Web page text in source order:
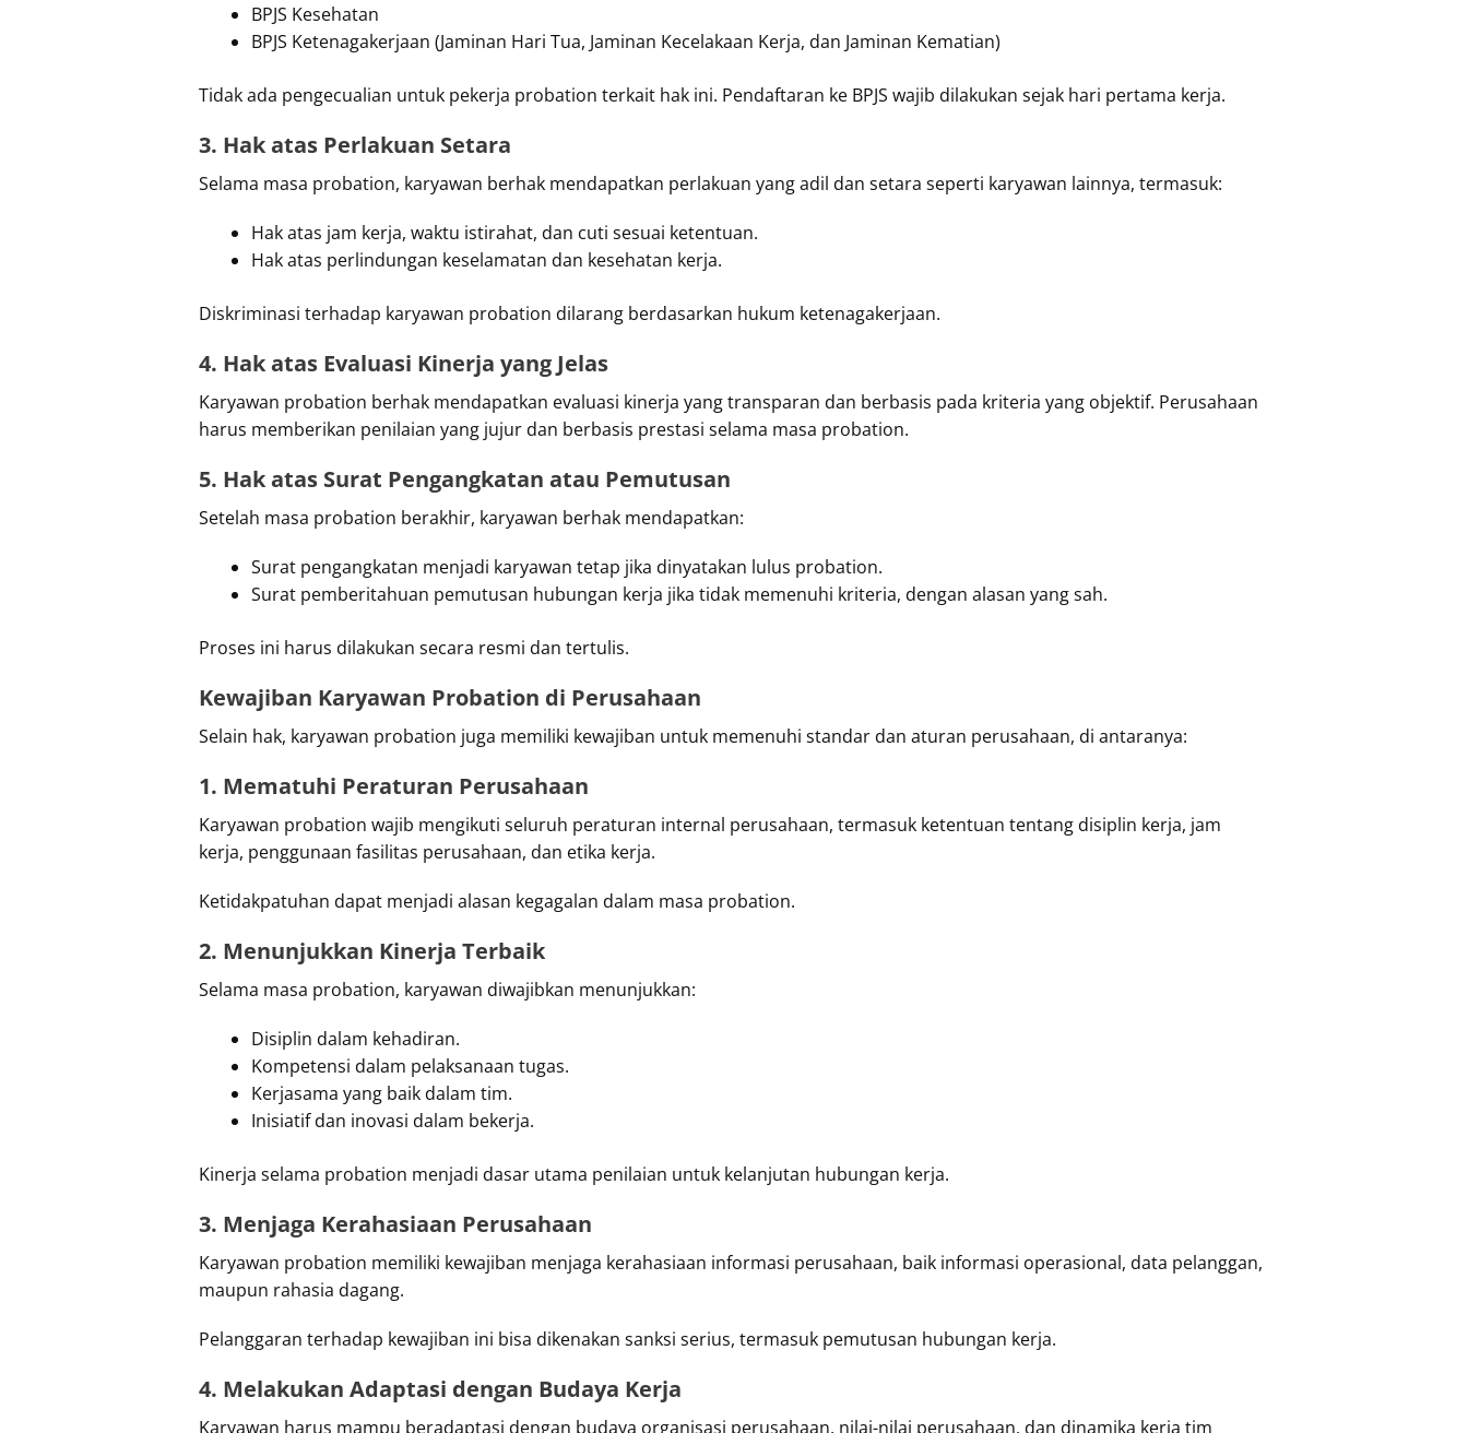
BPJS Kesehatan
BPJS Ketenagakerjaan (Jaminan Hari Tua, Jaminan Kecelakaan Kerja, dan Jaminan Kematian)
Tidak ada pengecualian untuk pekerja probation terkait hak ini. Pendaftaran ke BPJS wajib dilakukan sejak hari pertama kerja.
3. Hak atas Perlakuan Setara
Selama masa probation, karyawan berhak mendapatkan perlakuan yang adil dan setara seperti karyawan lainnya, termasuk:
Hak atas jam kerja, waktu istirahat, dan cuti sesuai ketentuan.
Hak atas perlindungan keselamatan dan kesehatan kerja.
Diskriminasi terhadap karyawan probation dilarang berdasarkan hukum ketenagakerjaan.
4. Hak atas Evaluasi Kinerja yang Jelas
Karyawan probation berhak mendapatkan evaluasi kinerja yang transparan dan berbasis pada kriteria yang objektif. Perusahaan
harus memberikan penilaian yang jujur dan berbasis prestasi selama masa probation.
5. Hak atas Surat Pengangkatan atau Pemutusan
Setelah masa probation berakhir, karyawan berhak mendapatkan:
Surat pengangkatan menjadi karyawan tetap jika dinyatakan lulus probation.
Surat pemberitahuan pemutusan hubungan kerja jika tidak memenuhi kriteria, dengan alasan yang sah.
Proses ini harus dilakukan secara resmi dan tertulis.
Kewajiban Karyawan Probation di Perusahaan
Selain hak, karyawan probation juga memiliki kewajiban untuk memenuhi standar dan aturan perusahaan, di antaranya:
1. Mematuhi Peraturan Perusahaan
Karyawan probation wajib mengikuti seluruh peraturan internal perusahaan, termasuk ketentuan tentang disiplin kerja, jam
kerja, penggunaan fasilitas perusahaan, dan etika kerja.
Ketidakpatuhan dapat menjadi alasan kegagalan dalam masa probation.
2. Menunjukkan Kinerja Terbaik
Selama masa probation, karyawan diwajibkan menunjukkan:
Disiplin dalam kehadiran.
Kompetensi dalam pelaksanaan tugas.
Kerjasama yang baik dalam tim.
Inisiatif dan inovasi dalam bekerja.
Kinerja selama probation menjadi dasar utama penilaian untuk kelanjutan hubungan kerja.
3. Menjaga Kerahasiaan Perusahaan
Karyawan probation memiliki kewajiban menjaga kerahasiaan informasi perusahaan, baik informasi operasional, data pelanggan,
maupun rahasia dagang.
Pelanggaran terhadap kewajiban ini bisa dikenakan sanksi serius, termasuk pemutusan hubungan kerja.
4. Melakukan Adaptasi dengan Budaya Kerja
Karyawan harus mampu beradaptasi dengan budaya organisasi perusahaan, nilai-nilai perusahaan, dan dinamika kerja tim